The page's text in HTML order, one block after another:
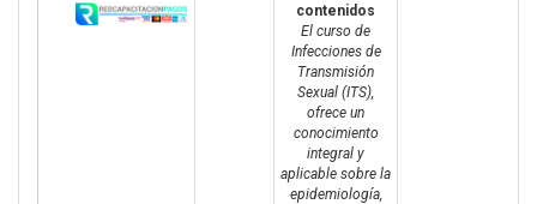
contenidos
El curso de
Infecciones de
Transmisión
Sexual (ITS),
ofrece un
conocimiento
integral y
aplicable sobre la
epidemiología,